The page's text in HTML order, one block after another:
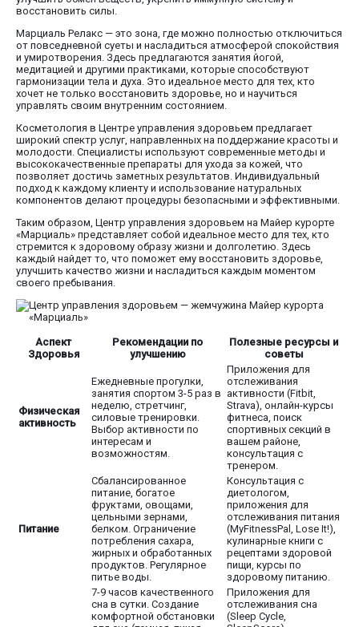
восстановить силы.
Марциаль Релакс — это зона, где можно полностью отключиться
от повседневной суеты и насладиться атмосферой спокойствия
и умиротворения. Здесь предлагаются занятия йогой,
медитацией и другими практиками, которые способствуют
гармонизации тела и духа. Это идеальное место для тех, кто
хочет не только восстановить здоровье, но и научиться
управлять своим внутренним состоянием.
Косметология в Центре управления здоровьем предлагает
широкий спектр услуг, направленных на поддержание красоты и
молодости. Специалисты используют современные методы и
высококачественные препараты для ухода за кожей, что
позволяет достичь заметных результатов. Индивидуальный
подход к каждому клиенту и использование натуральных
компонентов делают процедуры безопасными и эффективными.
Таким образом, Центр управления здоровьем на Майер курорте
«Марциаль» представляет собой идеальное место для тех, кто
стремится к здоровому образу жизни и долголетию. Здесь
каждый найдет то, что поможет ему восстановить здоровье,
улучшить качество жизни и насладиться каждым моментом
своего пребывания.
Аспект
Здоровья
Рекомендации по
улучшению
Полезные ресурсы и
советы
Физическая
активность
Ежедневные прогулки,
занятия спортом 3-5 раз в
неделю, стретчинг,
силовые тренировки.
Выбор активности по
интересам и
возможностям.
Приложения для
отслеживания
активности (Fitbit,
Strava), онлайн-курсы
фитнеса, поиск
спортивных секций в
вашем районе,
консультация с
тренером.
Питание
Сбалансированное
питание, богатое
фруктами, овощами,
цельными зернами,
белком. Ограничение
потребления сахара,
жирных и обработанных
продуктов. Регулярное
питье воды.
Консультация с
диетологом,
приложения для
отслеживания питания
(MyFitnessPal, Lose It!),
кулинарные книги с
рецептами здоровой
пищи, курсы по
здоровому питанию.
7-9 часов качественного
сна в сутки. Создание
комфортной обстановки
Приложения для
отслеживания сна
(Sleep Cycle,